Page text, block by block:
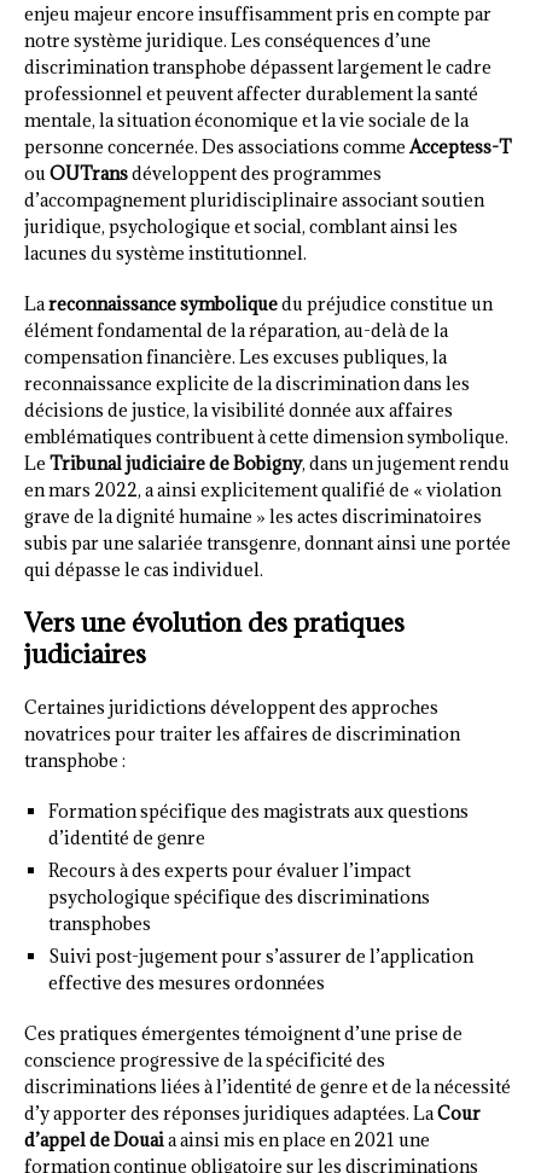
enjeu majeur encore insuffisamment pris en compte par
notre système juridique. Les conséquences d’une
discrimination transphobe dépassent largement le cadre
professionnel et peuvent affecter durablement la santé
mentale, la situation économique et la vie sociale de la
personne concernée. Des associations commeAcceptess-T
ouOUTransdéveloppent des programmes
d’accompagnement pluridisciplinaire associant soutien
juridique, psychologique et social, comblant ainsi les
lacunes du système institutionnel.
Lareconnaissance symboliquedu préjudice constitue un
élément fondamental de la réparation, au-delà de la
compensation financière. Les excuses publiques, la
reconnaissance explicite de la discrimination dans les
décisions de justice, la visibilité donnée aux affaires
emblématiques contribuent à cette dimension symbolique.
Le Tribunal judiciaire de Bobigny, dans un jugement rendu
en mars 2022, a ainsi explicitement qualifié de « violation
grave de la dignité humaine » les actes discriminatoires
subis par une salariée transgenre, donnant ainsi une portée
qui dépasse le cas individuel.
Vers une évolution des pratiques
judiciaires
Certaines juridictions développent des approches
novatrices pour traiter les affaires de discrimination
transphobe :
Formation spécifique des magistrats aux questions
d’identité de genre
Recours à des experts pour évaluer l’impact
psychologique spécifique des discriminations
transphobes
Suivi post-jugement pour s’assurer de l’application
effective des mesures ordonnées
Ces pratiques émergentes témoignent d’une prise de
conscience progressive de la spécificité des
discriminations liées à l’identité de genre et de la nécessité
d’y apporter des réponses juridiques adaptées. LaCour
d’appel de Douaia ainsi mis en place en 2021 une
formation continue obligatoire sur les discriminations